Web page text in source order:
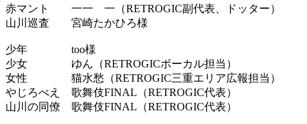
赤マント 一一 一（RETROGIC副代表、ドッター）
山川巡査 宮崎たかひろ様
少年 too様
少女 ゆん（RETROGICボーカル担当）
女性 猫水愁（RETROGIC三重エリア広報担当）
やじろべえ 歌舞伎FINAL（RETROGIC代表）
山川の同僚 歌舞伎FINAL（RETROGIC代表）